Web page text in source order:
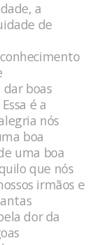
a
de
dar boas
é a
nós
boa
uma boa
que nós
irmãos e
dor da